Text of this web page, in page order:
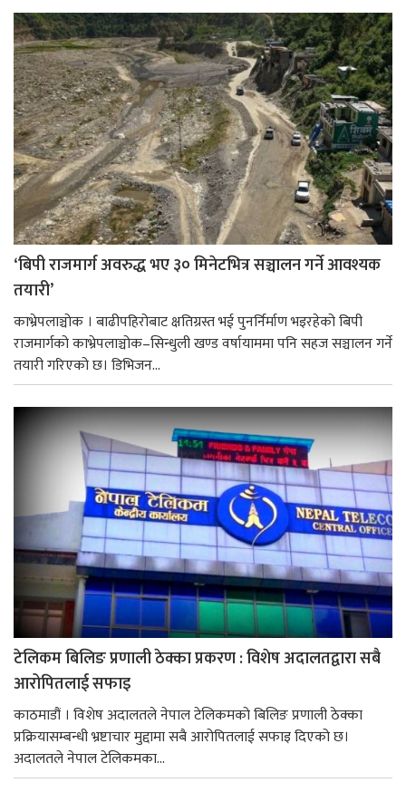
‘बिपी राजमार्ग अवरुद्ध भए ३० मिनेटभित्र सञ्चालन गर्ने आवश्यक
तयारी’
काभ्रेपलाञ्चोक । बाढीपहिरोबाट क्षतिग्रस्त भई पुनर्निर्माण भइरहेको बिपी
राजमार्गको काभ्रेपलाञ्चोक–सिन्धुली खण्ड वर्षायाममा पनि सहज सञ्चालन गर्ने
तयारी गरिएको छ। डिभिजन...
टेलिकम बिलिङ प्रणाली ठेक्का प्रकरण : विशेष अदालतद्वारा सबै
आरोपितलाई सफाइ
काठमाडौं । विशेष अदालतले नेपाल टेलिकमको बिलिङ प्रणाली ठेक्का
प्रक्रियासम्बन्धी भ्रष्टाचार मुद्दामा सबै आरोपितलाई सफाइ दिएको छ।
अदालतले नेपाल टेलिकमका...